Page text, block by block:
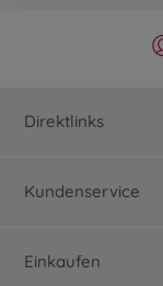
Direktlinks
Kundenservice
Einkaufen